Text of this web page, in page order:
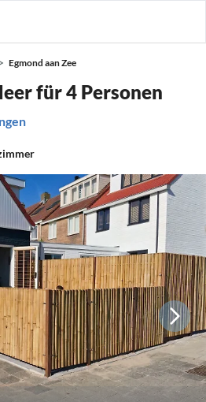
Egmond aan Zee
für 4 Personen